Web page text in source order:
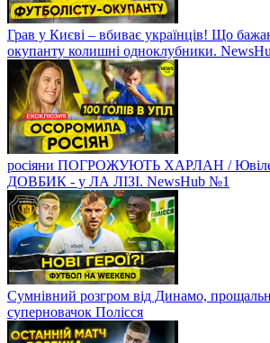
Грав у Києві – вбиває українців! Що
окупанту колишні одноклубники.
росіяни ПОГРОЖУЮТЬ ХАРЛАН /
ДОВБИК - у ЛА ЛІЗІ. NewsHub №1
Сумнівний розгром від Динамо,
суперновачок Полісся